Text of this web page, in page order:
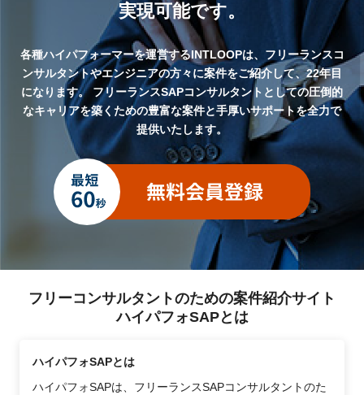
実現可能です。
各種ハイパフォーマーを運営するINTLOOPは、フリーランスコ
ンサルタントやエンジニアの方々に案件をご紹介して、22年目
になります。フリーランスSAPコンサルタントとしての圧倒的
なキャリアを築くための豊富な案件と手厚いサポートを全力で
提供いたします。
フリーコンサルタントのための案件紹介サイト
ハイパフォSAPとは
ハイパフォSAPとは
ハイパフォSAPは、フリーランスSAPコンサルタントのた